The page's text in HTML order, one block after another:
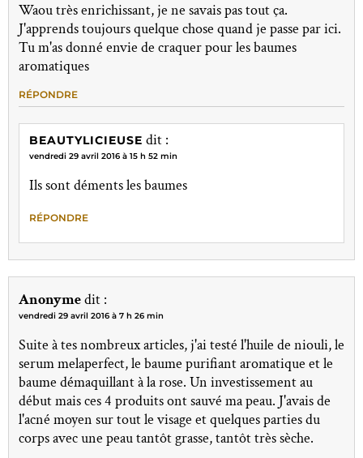
Waou très enrichissant, je ne savais pas tout ça.
J'apprends toujours quelque chose quand je passe par ici.
Tu m'as donné envie de craquer pour les baumes
aromatiques
RÉPONDRE
BEAUTYLICIEUSE dit :
vendredi 29 avril 2016 à 15 h 52 min
Ils sont déments les baumes
RÉPONDRE
Anonymedit :
vendredi 29 avril 2016 à 7 h 26 min
Suite à tes nombreux articles, j'ai testé l'huile de niouli, le
serum melaperfect, le baume purifiant aromatique et le
baume démaquillant à la rose. Un investissement au
début mais ces 4 produits ont sauvé ma peau. J'avais de
l'acné moyen sur tout le visage et quelques parties du
corps avec une peau tantôt grasse, tantôt très sèche.